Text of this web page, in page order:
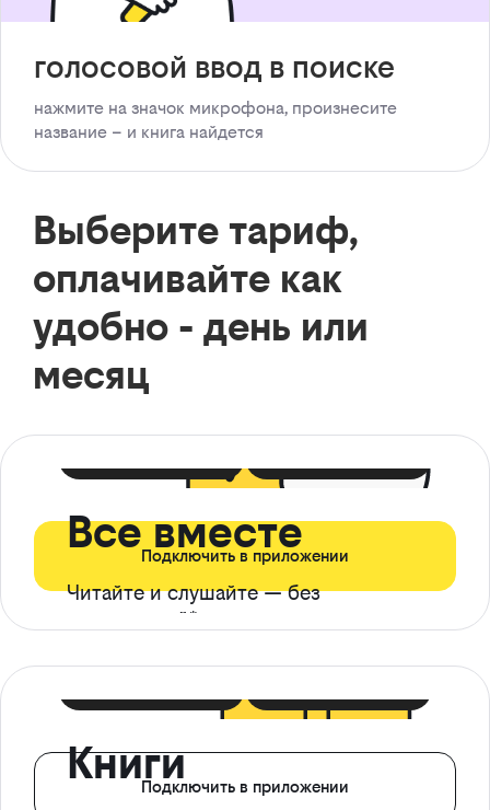
голосовой ввод в поиске
нажмите на значок микрофона, произнесите
название – и книга найдется
Выберите тариф,
оплачивайте как
удобно - день или
месяц
Все вместе
Читайте и слушайте — без
ограничений*
Подключить в приложении
КнигиПодключить в приложении